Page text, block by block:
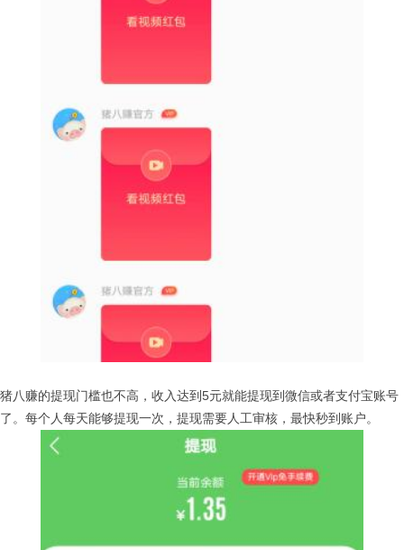
猪八赚的提现门槛也不高，收入达到5元就能提现到微信或者支付宝账号
了。每个人每天能够提现一次，提现需要人工审核，最快秒到账户。